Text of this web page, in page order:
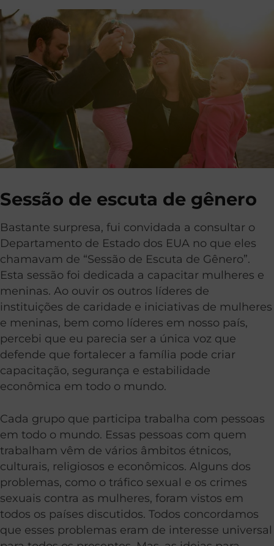
Sessão de escuta de gênero
Bastante surpresa, fui convidada a consultar o
Departamento de Estado dos EUA no que eles
chamavam de “Sessão de Escuta de Gênero”.
Esta sessão foi dedicada a capacitar mulheres e
meninas. Ao ouvir os outros líderes de
instituições de caridade e iniciativas de mulheres
e meninas, bem como líderes em nosso país,
percebi que eu parecia ser a única voz que
defende que fortalecer a família pode criar
capacitação, segurança e estabilidade
econômica em todo o mundo.
Cada grupo que participa trabalha com pessoas
em todo o mundo. Essas pessoas com quem
trabalham vêm de vários âmbitos étnicos,
culturais, religiosos e econômicos. Alguns dos
problemas, como o tráfico sexual e os crimes
sexuais contra as mulheres, foram vistos em
todos os países discutidos. Todos concordamos
que esses problemas eram de interesse universal